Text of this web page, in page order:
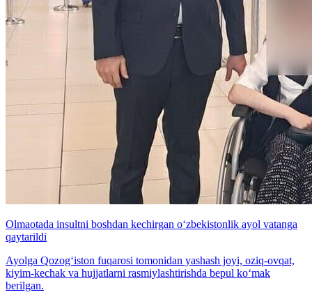
Olmaotada insultni boshdan kechirgan o‘zbekistonlik ayol vatanga
qaytarildi
Ayolga Qozog‘iston fuqarosi tomonidan yashash joyi, oziq-ovqat,
kiyim-kechak va hujjatlarni rasmiylashtirishda bepul ko‘mak
berilgan.